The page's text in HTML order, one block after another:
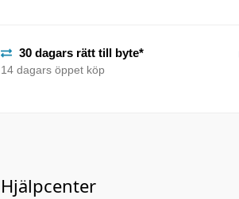
30 dagars rätt till byte*
14 dagars öppet köp
Hjälpcenter